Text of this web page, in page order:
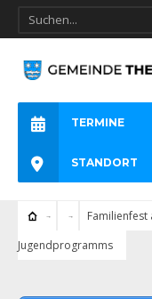
TERMINE
STANDORT
Familienfest
Jugendprogramms